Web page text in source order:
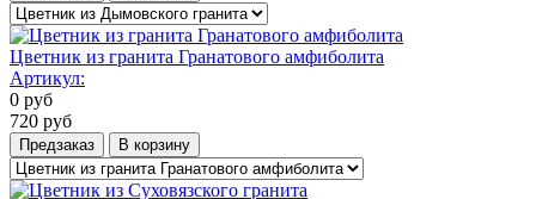
Цветник из гранита Гранатового амфиболита
Артикул:
0 руб
720 руб
Предзаказ В корзину